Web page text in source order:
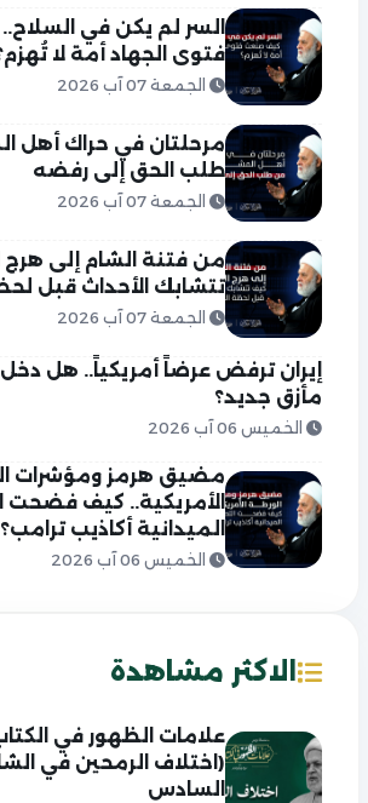
السر لم يكن في
فتوى الجهاد أمة لا
الجمعة 07 آب 2026
مرحلتان في حراك أهل
طلب الحق إلى رفضه
الجمعة 07 آب 2026
من فتنة الشام إلى هرج
تتشابك الأحداث قبل
الجمعة 07 آب 2026
إيران ترفض عرضاً أمريكياً.. هل
مأزق جديد؟
الخميس 06 آب 2026
مضيق هرمز ومؤشرات
الأمريكية.. كيف فضحت
الميدانية أكاذيب ترامب؟
الخميس 06 آب 2026
الاكثر مشاهدة
علامات الظهور في
(اختلاف الرمحين في
السادس